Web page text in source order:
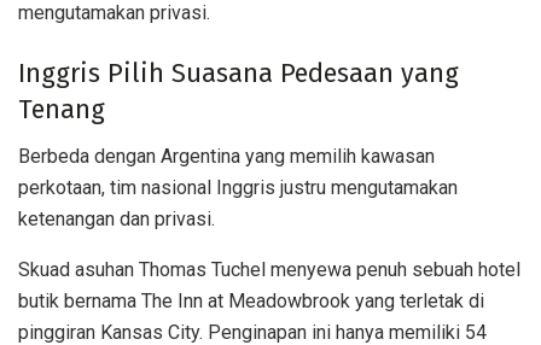
mengutamakan privasi.
Inggris Pilih Suasana Pedesaan yang
Tenang
Berbeda dengan Argentina yang memilih kawasan
perkotaan, tim nasional Inggris justru mengutamakan
ketenangan dan privasi.
Skuad asuhan Thomas Tuchel menyewa penuh sebuah hotel
butik bernama The Inn at Meadowbrook yang terletak di
pinggiran Kansas City. Penginapan ini hanya memiliki 54